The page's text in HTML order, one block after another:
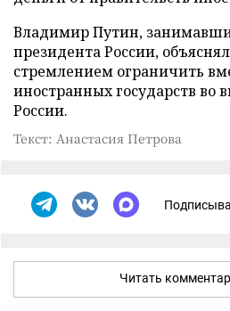
Владимир Путин,
президента России,
стремлением ограничить
иностранных государств во
России.
Текст: Анастасия Петрова
Читать